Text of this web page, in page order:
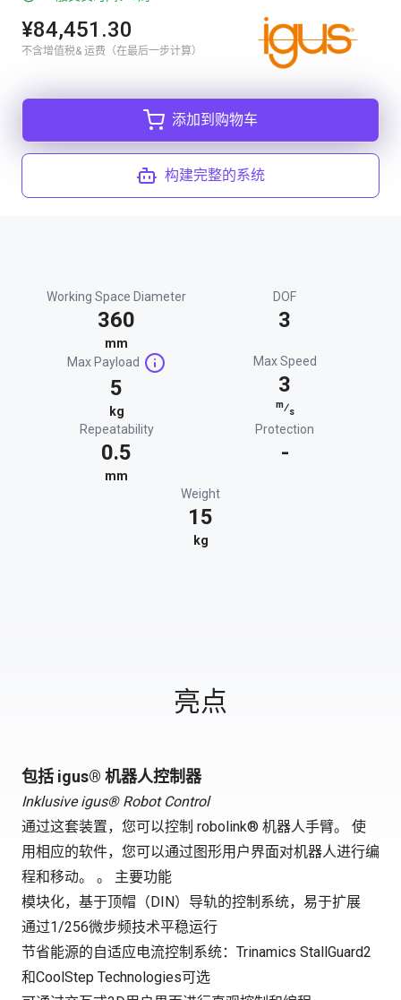
¥84,451.30
不含增值税& 运费（在最后一步计算）
添加到购物车
构建完整的系统
Working Space Diameter
360
mm
DOF
3
Max Payload
5
kg
Max Speed
3
m⁄s
Repeatability
0.5
mm
Protection
-
Weight
15
kg
亮点
包括 igus® 机器人控制器
Inklusive igus® Robot Control
通过这套装置，您可以控制 robolink® 机器人手臂。 使
用相应的软件，您可以通过图形用户界面对机器人进行编
程和移动。 。 主要功能
模块化，基于顶帽（DIN）导轨的控制系统，易于扩展
通过1/256微步频技术平稳运行
节省能源的自适应电流控制系统：Trinamics StallGuard2
和CoolStep Technologies可选